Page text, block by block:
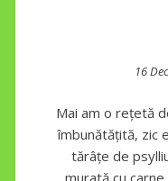
16
Mai am o rețetă
îmbunătățită, zic
tărâțe de
murată cu